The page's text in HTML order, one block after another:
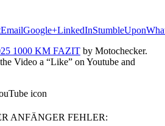
EmailGoogle+LinkedInStumbleUpon
1000 KM FAZIT by Motochecker.
Video a “Like” on Youtube and
ANFÄNGER FEHLER: